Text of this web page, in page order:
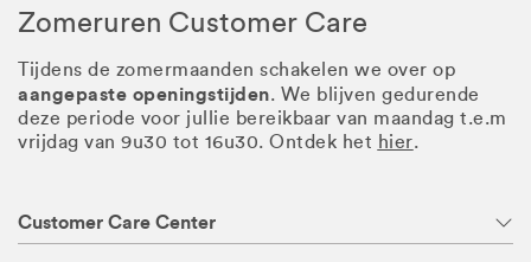
Zomeruren Customer Care
Tijdens de zomermaanden schakelen we over op
aangepaste openingstijden. We blijven gedurende
deze periode voor jullie bereikbaar van maandag t.e.m
vrijdag van 9u30 tot 16u30. Ontdek het hier.
Customer Care Center